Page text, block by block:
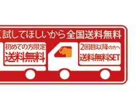
します
限定で再販決定！≫
の感謝をこめて
ンスへのご感想
の柑橘系の様な香りと木の様な形
ない香りです。
に眠くなって来たので、リラック
く、良いなぁ。